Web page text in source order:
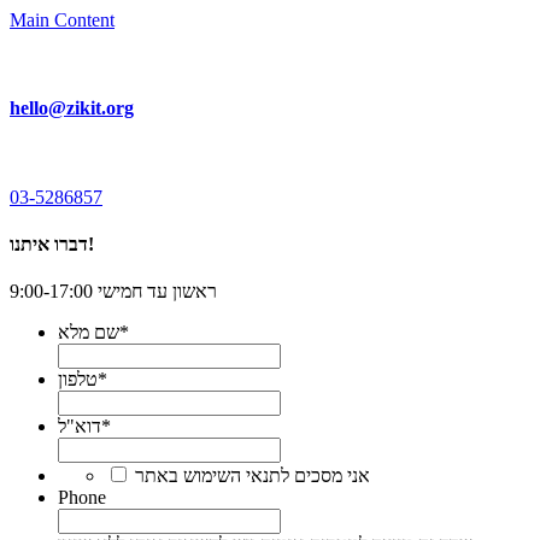
Main Content
hello@zikit.org
03-5286857
דברו איתנו!
ראשון עד חמישי 9:00-17:00
שם מלא*
טלפון*
דוא"ל*
אני מסכים לתנאי השימוש באתר
Phone